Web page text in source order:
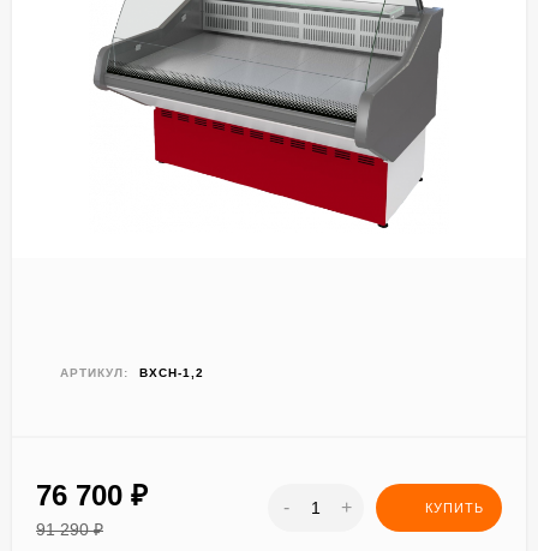
АРТИКУЛ: ВХСН-1,2
76 700 ₽
91 290₽
- + КУПИТЬ